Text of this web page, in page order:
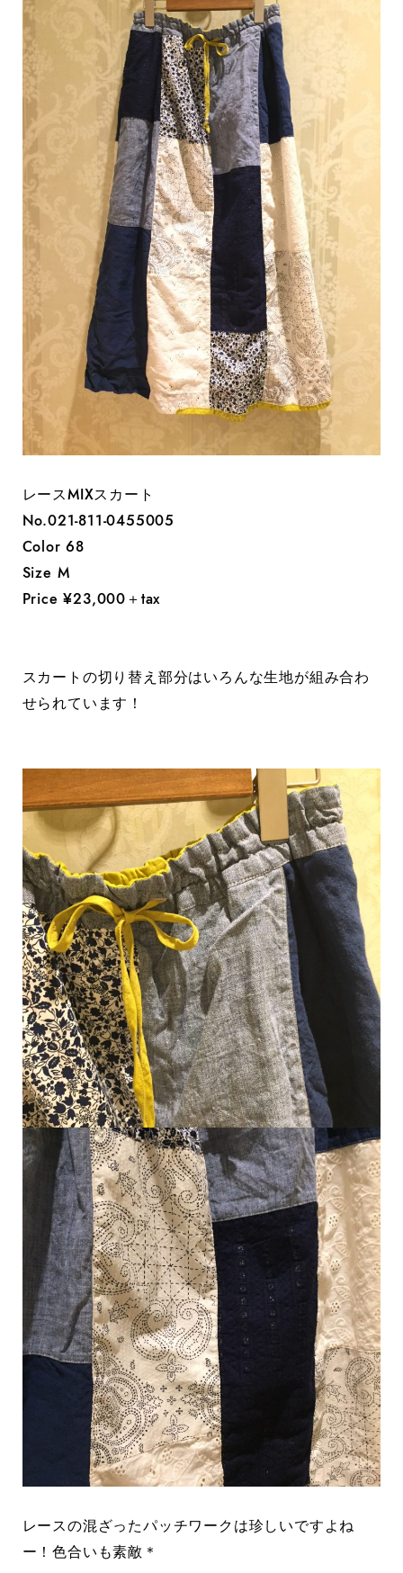
レースMIXスカート
No.021-811-0455005
Color 68
Size M
Price ¥23,000＋tax
スカートの切り替え部分はいろんな生地が組み合わ
せられています！
レースの混ざったパッチワークは珍しいですよね
ー！色合いも素敵＊